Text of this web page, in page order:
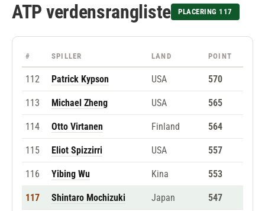
ATP verdensrangliste PLACERING 117
# SPILLER LAND POINT
112 Patrick Kypson USA 570
113 Michael Zheng USA 565
114 Otto Virtanen Finland 564
115 Eliot Spizzirri USA 557
116 Yibing Wu Kina 553
117 Shintaro Mochizuki Japan 547